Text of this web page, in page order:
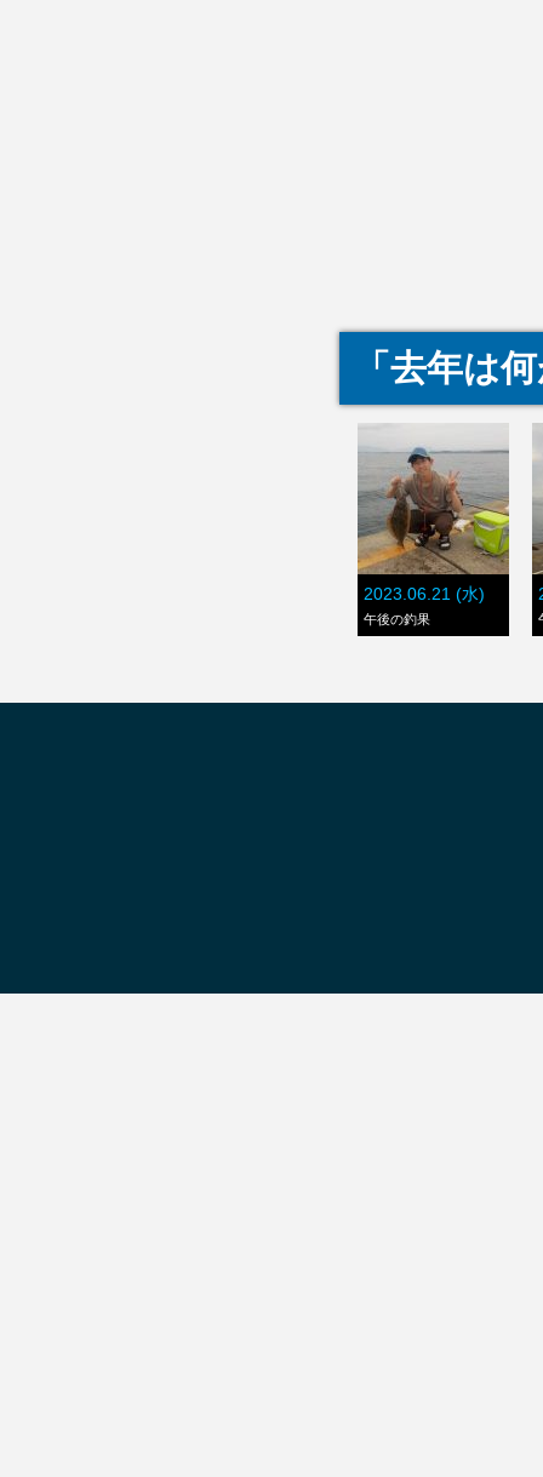
「去年は
2023.06.21 (水)
午後の釣果